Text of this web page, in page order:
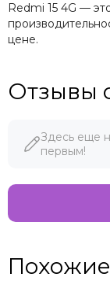
Redmi 15 4G —
цене.
Отзывы
Здесь еще
первым!